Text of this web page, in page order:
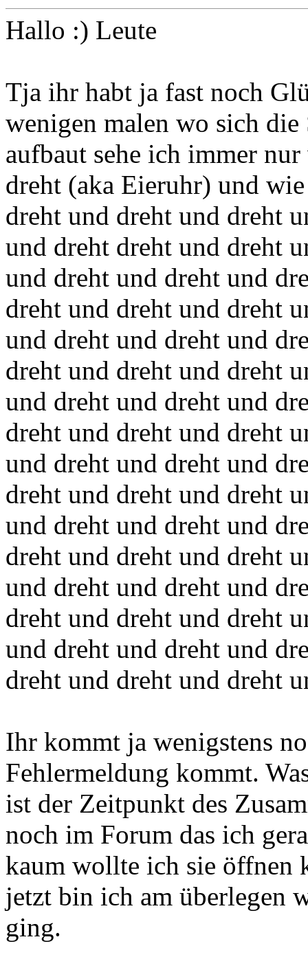
Hallo :) Leute
Tja ihr habt ja fast noch
wenigen malen wo sich
aufbaut sehe ich immer
dreht (aka Eieruhr) und
dreht und dreht und dreht
und dreht dreht und dreht
und dreht und dreht und
dreht und dreht und dreht
und dreht und dreht und
dreht und dreht und dreht
und dreht und dreht und
dreht und dreht und dreht
und dreht und dreht und
dreht und dreht und dreht
und dreht und dreht und
dreht und dreht und dreht
und dreht und dreht und
dreht und dreht und dreht
und dreht und dreht und
dreht und dreht und dreht
Ihr kommt ja wenigstens
Fehlermeldung kommt.
ist der Zeitpunkt des
noch im Forum das ich
kaum wollte ich sie öffnen
jetzt bin ich am überlegen
ging.